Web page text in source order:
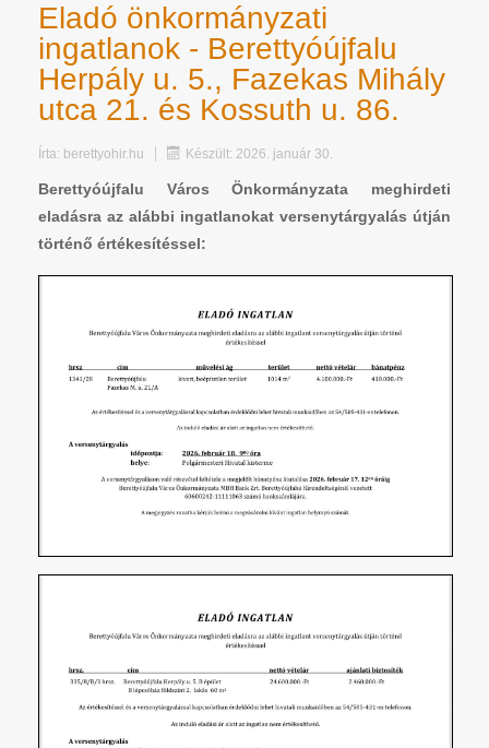
Eladó önkormányzati
ingatlanok - Berettyóújfalu
Herpály u. 5., Fazekas Mihály
utca 21. és Kossuth u. 86.
Írta: berettyohir.hu Készült: 2026. január 30.
Berettyóújfalu Város Önkormányzata meghirdeti
eladásra az alábbi ingatlanokat versenytárgyalás útján
történő értékesítéssel: